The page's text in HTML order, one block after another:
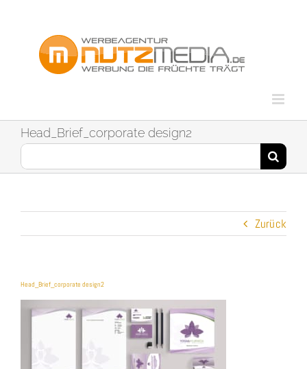
Head_Brief_corporate design2
Suche
nach:
Zurück
Head_Brief_corporate design2